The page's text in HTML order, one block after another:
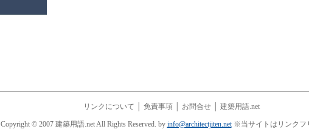
リンクについて 免責事項 お問合せ 建築用語.net
Copyright © 2007 建築用語.net All Rights Reserved. by info@architectjiten.net※当サイトはリンクフ